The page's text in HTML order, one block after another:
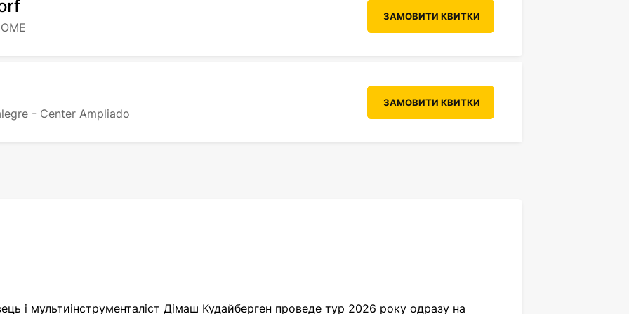
ЗАМОВИТИ КВИТКИ
- Center Ampliado
ЗАМОВИТИ КВИТКИ
і мультиінструменталіст Дімаш Кудайберген проведе тур 2026 року одразу на